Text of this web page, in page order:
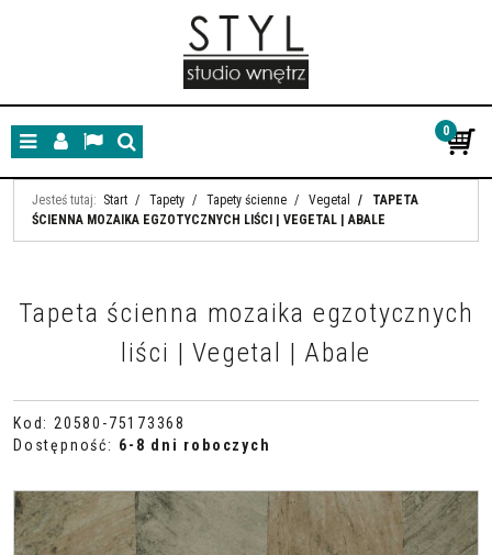
MenuPanelLangSzukaj
0
Jesteś tutaj: Start / Tapety / Tapety ścienne / Vegetal /
TAPETA
ŚCIENNA MOZAIKA EGZOTYCZNYCH LIŚCI | VEGETAL | ABALE
Tapeta ścienna mozaika egzotycznych
liści | Vegetal | Abale
Kod : 20580-75173368
Dostępność: 6-8 dni roboczych